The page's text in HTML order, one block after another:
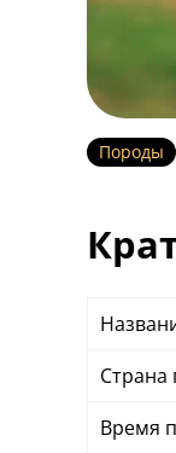
Породы
Страна
Время